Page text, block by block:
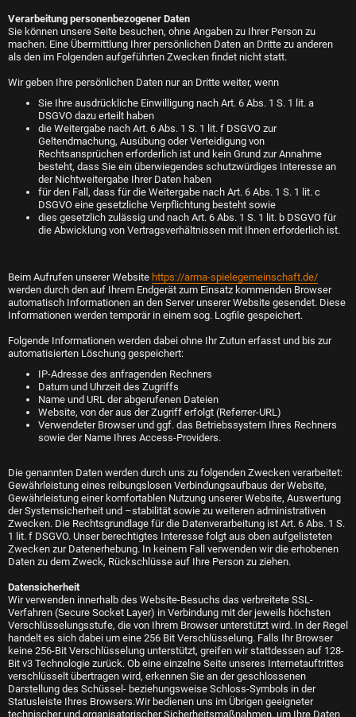
Verarbeitung personenbezogener Daten
Sie können unsere Seite besuchen, ohne Angaben zu Ihrer Person zu
machen. Eine Übermittlung Ihrer persönlichen Daten an Dritte zu anderen
als den im Folgenden aufgeführten Zwecken findet nicht statt.
Wir geben Ihre persönlichen Daten nur an Dritte weiter, wenn
Sie Ihre ausdrückliche Einwilligung nach Art. 6 Abs. 1 S. 1 lit. a
DSGVO dazu erteilt haben
die Weitergabe nach Art. 6 Abs. 1 S. 1 lit. f DSGVO zur
Geltendmachung, Ausübung oder Verteidigung von
Rechtsansprüchen erforderlich ist und kein Grund zur Annahme
besteht, dass Sie ein überwiegendes schutzwürdiges Interesse an
der Nichtweitergabe Ihrer Daten haben
für den Fall, dass für die Weitergabe nach Art. 6 Abs. 1 S. 1 lit. c
DSGVO eine gesetzliche Verpflichtung besteht sowie
dies gesetzlich zulässig und nach Art. 6 Abs. 1 S. 1 lit. b DSGVO für
die Abwicklung von Vertragsverhältnissen mit Ihnen erforderlich ist.
Beim Aufrufen unserer Website https://arma-spielegemeinschaft.de/
werden durch den auf Ihrem Endgerät zum Einsatz kommenden Browser
automatisch Informationen an den Server unserer Website gesendet. Diese
Informationen werden temporär in einem sog. Logfile gespeichert.
Folgende Informationen werden dabei ohne Ihr Zutun erfasst und bis zur
automatisierten Löschung gespeichert:
IP-Adresse des anfragenden Rechners
Datum und Uhrzeit des Zugriffs
Name und URL der abgerufenen Dateien
Website, von der aus der Zugriff erfolgt (Referrer-URL)
Verwendeter Browser und ggf. das Betriebssystem Ihres Rechners
sowie der Name Ihres Access-Providers.
Die genannten Daten werden durch uns zu folgenden Zwecken verarbeitet:
Gewährleistung eines reibungslosen Verbindungsaufbaus der Website,
Gewährleistung einer komfortablen Nutzung unserer Website, Auswertung
der Systemsicherheit und –stabilität sowie zu weiteren administrativen
Zwecken. Die Rechtsgrundlage für die Datenverarbeitung ist Art. 6 Abs. 1 S.
1 lit. f DSGVO. Unser berechtigtes Interesse folgt aus oben aufgelisteten
Zwecken zur Datenerhebung. In keinem Fall verwenden wir die erhobenen
Daten zu dem Zweck, Rückschlüsse auf Ihre Person zu ziehen.
Datensicherheit
Wir verwenden innerhalb des Website-Besuchs das verbreitete SSL-
Verfahren (Secure Socket Layer) in Verbindung mit der jeweils höchsten
Verschlüsselungsstufe, die von Ihrem Browser unterstützt wird. In der Regel
handelt es sich dabei um eine 256 Bit Verschlüsselung. Falls Ihr Browser
keine 256-Bit Verschlüsselung unterstützt, greifen wir stattdessen auf 128-
Bit v3 Technologie zurück. Ob eine einzelne Seite unseres Internetauftrittes
verschlüsselt übertragen wird, erkennen Sie an der geschlossenen
Darstellung des Schüssel- beziehungsweise Schloss-Symbols in der
Statusleiste Ihres Browsers.Wir bedienen uns im Übrigen geeigneter
technischer und organisatorischer Sicherheitsmaßnahmen, um Ihre Daten